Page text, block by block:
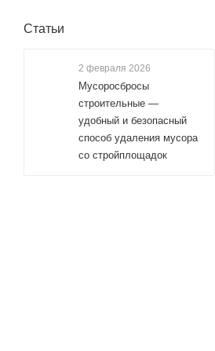
Статьи
2 февраля 2026
Мусоросбросы
строительные —
удобный и безопасный
способ удаления мусора
со стройплощадок